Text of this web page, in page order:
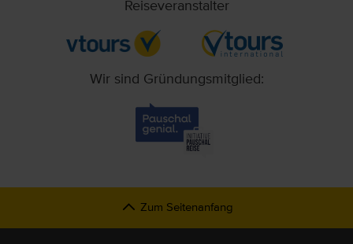
Reiseveranstalter
Wir sind Gründungsmitglied:
Zum Seitenanfang